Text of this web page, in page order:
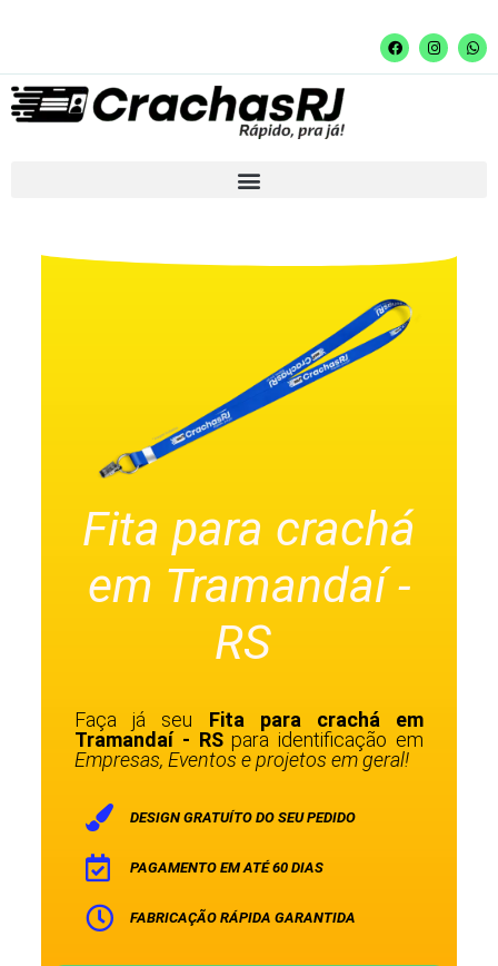
Fita para crachá
em Tramandaí -
RS
Faça já seu Fita para crachá em
Tramandaí - RSpara identificação em
Empresas, Eventos e projetos em geral!
DESIGN GRATUÍTO DO SEU PEDIDO
PAGAMENTO EM ATÉ 60 DIAS
FABRICAÇÃO RÁPIDA GARANTIDA